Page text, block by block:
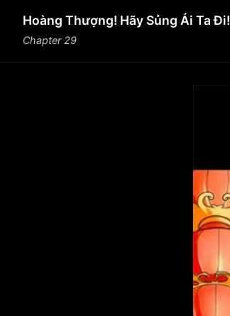
Hoàng Thượng! Hãy Sủng Ái Ta Đi!
Chapter 29